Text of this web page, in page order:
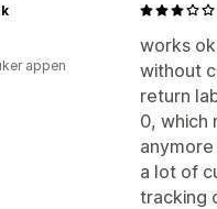
works
without
return
0, which
a lot of
tracking
appen